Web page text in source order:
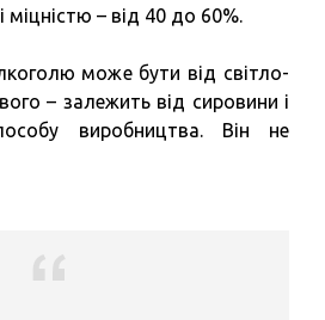
– від 40 до 60%.
може бути від світло-
– залежить від сировини і
виробництва. Він не